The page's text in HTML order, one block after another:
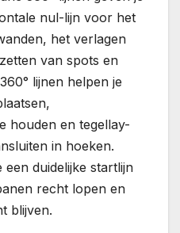
nul-lijn voor het
het verlagen
van spots en
lijnen helpen je
houden en tegellay-
in hoeken.
duidelijke startlijn
recht lopen en
blijven.